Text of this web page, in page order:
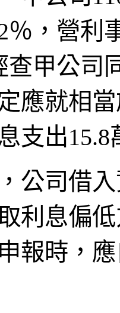
％，營利
查甲公司
應就相
支出
公司借
利息偏
報時，